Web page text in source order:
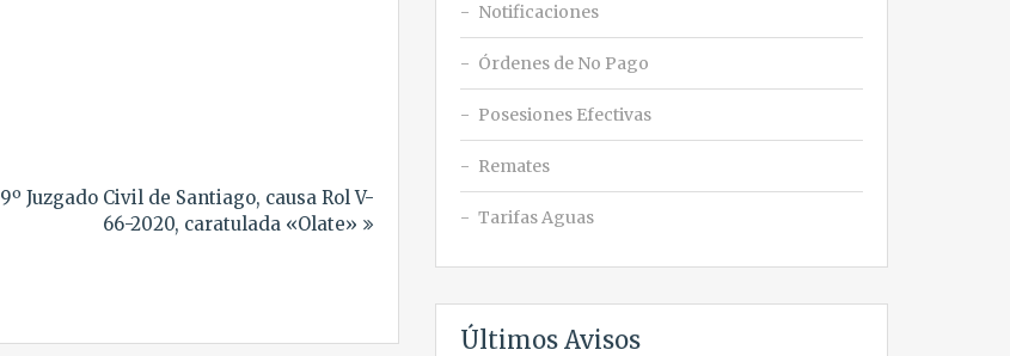
9º Juzgado Civil de Santiago, causa Rol V-
66-2020, caratulada «Olate»
Notificaciones
Órdenes de No Pago
Posesiones Efectivas
Remates
Tarifas Aguas
Últimos Avisos